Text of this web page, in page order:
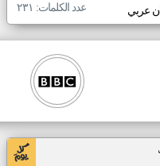
عربي عدد الكلمات: ٢٣١